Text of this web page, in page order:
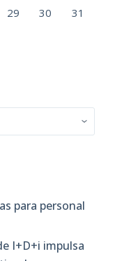
29 30 31
para personal
I+D+i impulsa